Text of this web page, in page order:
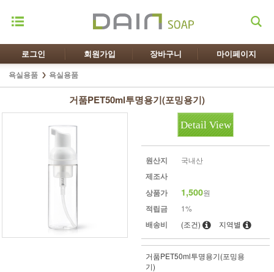
로그인 회원가입 장바구니 마이페이지
욕실용품 욕실용품
거품PET50ml투명용기(포밍용기)
Detail View
원산지 국내산
제조사
상품가
1,500원
적립금 1%
배송비 (조건) 지역별
거품PET50ml투명용기(포밍용
기)